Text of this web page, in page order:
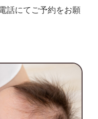
話にてご予約をお願